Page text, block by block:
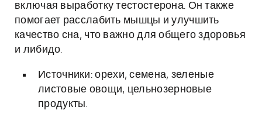
включая выработку тестостерона. Он также
помогает расслабить мышцы и улучшить
качество сна, что важно для общего здоровья
и либидо.
Источники: орехи, семена, зеленые
листовые овощи, цельнозерновые
продукты.